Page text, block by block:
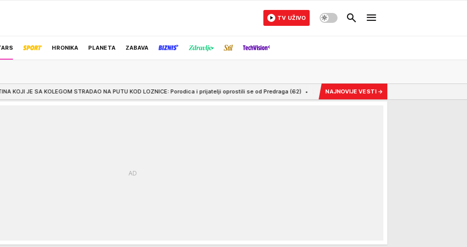
HRONIKA PLANETA ZABAVA
TV UŽIVO
STRADAO NA PUTU KOD LOZNICE: Porodica i prijatelji oprostili se od Predraga (62) 22:25 EVO KAKO TEA TAIROVIĆ IZGLEDA NAKON SAOBRAĆAJKE Pevačica se
NAJNOVIJE VESTI →